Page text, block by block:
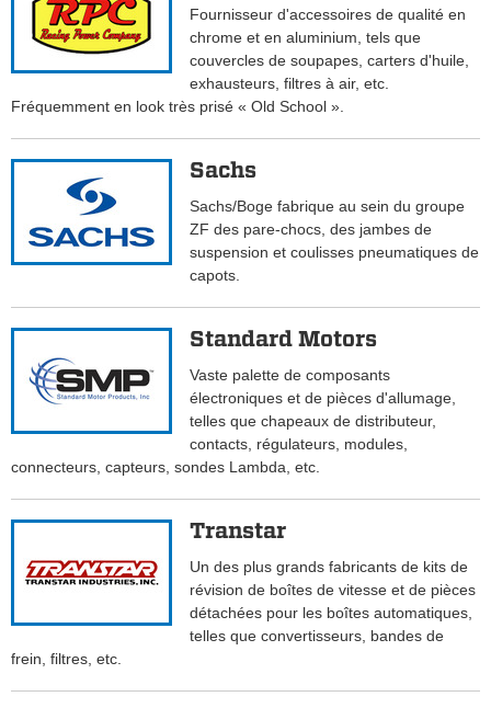
Fournisseur d'accessoires de qualité en
chrome et en aluminium, tels que
couvercles de soupapes, carters d'huile,
exhausteurs, filtres à air, etc.
Fréquemment en look très prisé « Old School ».
Sachs
Sachs/Boge fabrique au sein du groupe
ZF des pare-chocs, des jambes de
suspension et coulisses pneumatiques de
capots.
Standard Motors
Vaste palette de composants
électroniques et de pièces d'allumage,
telles que chapeaux de distributeur,
contacts, régulateurs, modules,
connecteurs, capteurs, sondes Lambda, etc.
Transtar
Un des plus grands fabricants de kits de
révision de boîtes de vitesse et de pièces
détachées pour les boîtes automatiques,
telles que convertisseurs, bandes de
frein, filtres, etc.